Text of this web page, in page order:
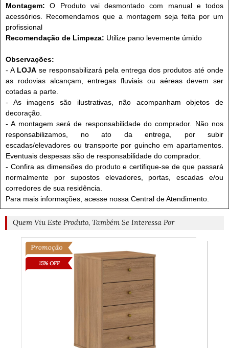
Montagem: O Produto vai desmontado com manual e todos
acessórios. Recomendamos que a montagem seja feita por um
profissional
Recomendação de Limpeza: Utilize pano levemente úmido
Observações:
- A LOJA se responsabilizará pela entrega dos produtos até onde
as rodovias alcançam, entregas fluviais ou aéreas devem ser
cotadas a parte.
- As imagens são ilustrativas, não acompanham objetos de
decoração.
- A montagem será de responsabilidade do comprador. Não nos
responsabilizamos, no ato da entrega, por subir
escadas/elevadores ou transporte por guincho em apartamentos.
Eventuais despesas são de responsabilidade do comprador.
- Confira as dimensões do produto e certifique-se de que passará
normalmente por supostos elevadores, portas, escadas e/ou
corredores de sua residência.
Para mais informações, acesse nossa Central de Atendimento.
Quem Viu Este Produto, Também Se Interessa Por
15% OFF